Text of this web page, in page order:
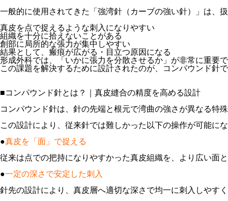
一般的に使用されてきた「強湾針（カーブの強い針）」は、
真皮を点で捉えるような刺入になりやすい
組織を十分に拾えないことがある
創部に局所的な張力が集中しやすい
結果として、瘢痕が広がる・目立つ原因になる
形成外科では、「いかに張力を分散させるか」が非常に重要
この課題を解決するために設計されたのが、コンパウンド針
■コンパウンド針とは？｜真皮縫合の精度を高める設計
コンパウンド針は、針の先端と根元で湾曲の強さが異なる特
この設計により、従来針では難しかった以下の操作が可能に
●真皮を「面」で捉える
従来は点での把持になりやすかった真皮組織を、より広い面
●一定の深さで安定した刺入
針先の設計により、真皮層へ適切な深さで均一に刺入しやす